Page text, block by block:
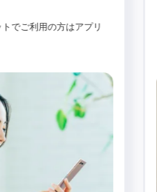
でご利用の方はアプリ